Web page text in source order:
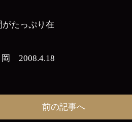
たっぷり在
2008.4.18
前の記事へ